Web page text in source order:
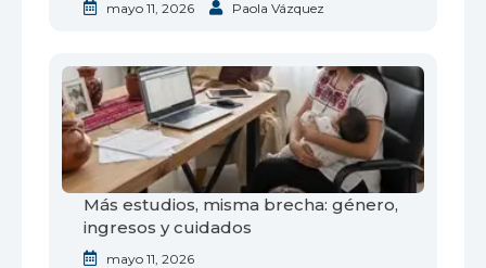
mayo 11, 2026 Paola Vázquez
Más estudios, misma brecha: género,
ingresos y cuidados
mayo 11, 2026